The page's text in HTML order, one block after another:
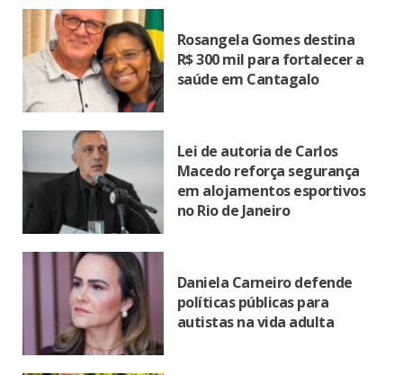
Rosangela Gomes destina
R$ 300 mil para fortalecer a
saúde em Cantagalo
Lei de autoria de Carlos
Macedo reforça segurança
em alojamentos esportivos
no Rio de Janeiro
Daniela Carneiro defende
políticas públicas para
autistas na vida adulta